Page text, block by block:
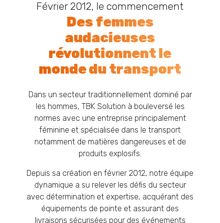
Février 2012, le commencement
Des femmes
audacieuses
révolutionnent le
monde du transport
Dans un secteur traditionnellement dominé par
les hommes, TBK Solution à bouleversé les
normes avec une entreprise principalement
féminine et spécialisée dans le transport
notamment de matières dangereuses et de
produits explosifs.
Depuis sa création en février 2012, notre équipe
dynamique a su relever les défis du secteur
avec détermination et expertise, acquérant des
équipements de pointe et assurant des
livraisons sécurisées pour des événements